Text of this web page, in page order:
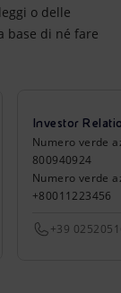
o delle
base di né fare
Investor
Numero verde
800940924
Numero verde
+80011223456
+39